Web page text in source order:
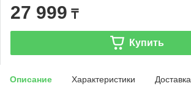
27 999 ₸
Купить
Описание Характеристики Доставка